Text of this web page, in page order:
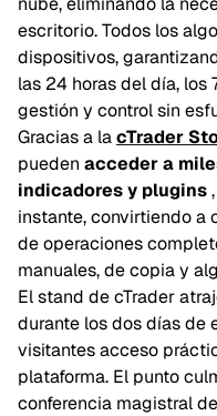
escritorio. Todos los
dispositivos,
las 24 horas del día, los
gestión y control sin
Gracias a lacTrader
pueden acceder a
indicadores y plugins
instante, convirtiendo a
de operaciones
manuales, de copia y
El stand de cTrader
durante los dos días de
visitantes acceso
plataforma. El punto
conferencia magistral